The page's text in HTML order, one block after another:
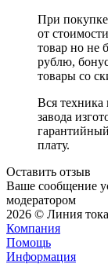
При
от
товар но не
рублю,
товары со
Вся техника
завода
плату.
Оставить отзыв
Ваше сообщение
модератором
2026 © Линия
Компания
Помощь
Информация